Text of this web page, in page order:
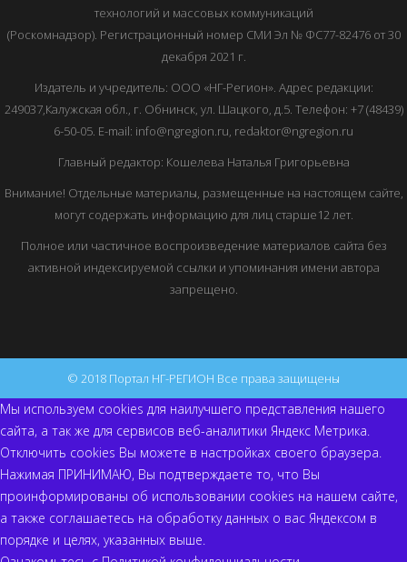
технологий и массовых коммуникаций
(Роскомнадзор). Регистрационный номер СМИ Эл № ФС77-82476 от 30
декабря 2021 г.
Издатель и учредитель: ООО «НГ-Регион». Адрес редакции:
249037,Калужская обл., г. Обнинск, ул. Шацкого, д.5. Телефон: +7 (48439)
6-50-05. E-mail: info@ngregion.ru, redaktor@ngregion.ru
Главный редактор: Кошелева Наталья Григорьевна
Внимание! Отдельные материалы, размещенные на настоящем сайте,
могут содержать информацию для лиц старше12 лет.
Полное или частичное воспроизведение материалов сайта без
активной индексируемой ссылки и упоминания имени автора
запрещено.
© 2018 Портал НГ-РЕГИОН Все права защищены
Мы используем cookies для наилучшего представления нашего
сайта, а так же для сервисов веб-аналитики Яндекс Метрика.
Отключить cookies Вы можете в настройках своего браузера.
Нажимая ПРИНИМАЮ, Вы подтверждаете то, что Вы
проинформированы об использовании cookies на нашем сайте,
а также соглашаетесь на обработку данных о вас Яндексом в
порядке и целях, указанных выше.